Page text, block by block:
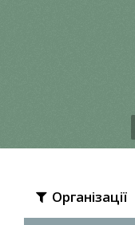
Організації